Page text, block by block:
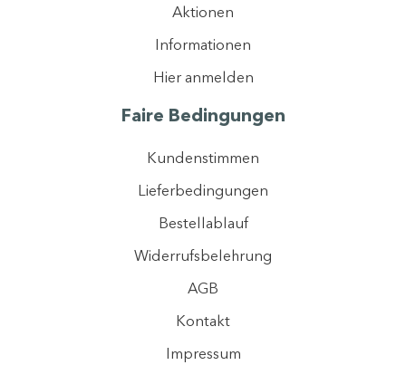
Aktionen
Informationen
Hier anmelden
Mit der Registrierung erklären Sie sich einverstanden, dass wir ihre Daten
Ich stimme dem Newsletter-Tracking zu, um personalisierte Inhalte zu
Faire Bedingungen
Kundenstimmen
Lieferbedingungen
Bestellablauf
Widerrufsbelehrung
AGB
Kontakt
Impressum